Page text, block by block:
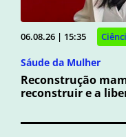
06.08.26 | 15:35
Sáude da Mulher
Reconstrução
reconstruir e a